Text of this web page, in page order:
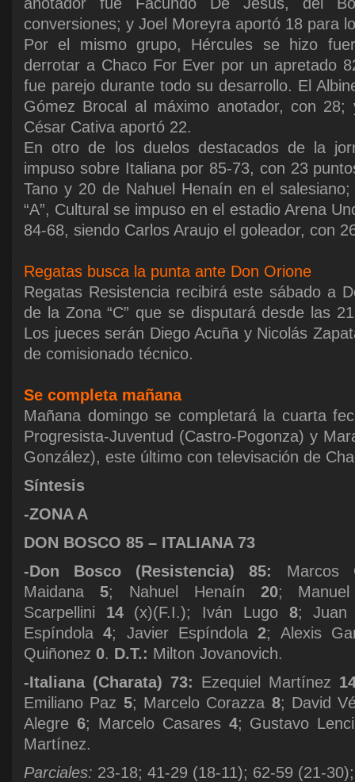
conversiones; y Joel Moreyra aportó 18 para
Por el mismo grupo, Hércules se hizo
derrotar a Chaco For Ever por un apretado
fue parejo durante todo su desarrollo. El
Gómez Brocal al máximo anotador, con 28;
César Cativa aportó 22.
En otro de los duelos destacados de la
impuso sobre Italiana por 85-73, con 23
Tano y 20 de Nahuel Henaín en el
“A”, Cultural se impuso en el estadio Arena
84-68, siendo Carlos Araujo el goleador, con
Regatas busca la punta ante Don Orione
Regatas Resistencia recibirá este sábado a
de la Zona “C” que se disputará desde las
Los jueces serán Diego Acuña y Nicolás
de comisionado técnico.
Se completa mañana
Mañana domingo se completará la cuarta
Progresista-Juventud (Castro-Pogonza) y
González), este último con televisación de
Síntesis
-ZONA A
DON BOSCO 85 – ITALIANA 73
-Don Bosco (Resistencia) 85:
Marcos
Maidana 5; Nahuel Henaín 20;
Scarpellini 14(x)(F.I.); Iván Lugo 8;
Espíndola4; Javier Espíndola2; Alexis
Quiñonez 0. D.T.: Milton Jovanovich.
-Italiana (Charata) 73: Ezequiel Martínez
Emiliano Paz 5; Marcelo Corazza 8; David
Alegre 6; Marcelo Casares 4; Gustavo
Martínez.
Parciales: 23-18; 41-29 (18-11); 62-59 (21-